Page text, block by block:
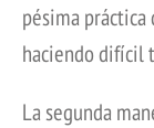
pésima práctica
haciendo difícil
La segunda